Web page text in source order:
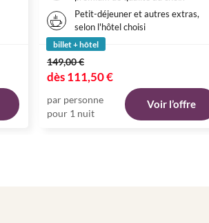
Petit-déjeuner et autres extras,
selon l'hôtel choisi
billet + hôtel
149,00 €
dès111,50 €
par personne
pour 1 nuit
Voir l’offre